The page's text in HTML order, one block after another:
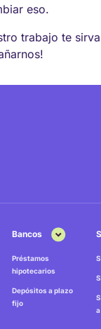
eso.
trabajo te
Bancos
Préstamos
hipotecarios
Depósitos a plazo
fijo